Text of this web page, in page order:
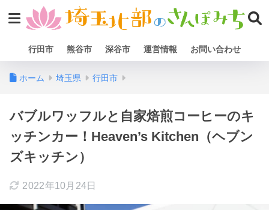
行田市 熊谷市 深谷市 運営情報 お問い合わせ
ホーム 埼玉県 行田市
バブルワッフルと自家焙煎コーヒーのキ
ッチンカー！Heaven’s Kitchen（ヘブン
ズキッチン）
2022年10月24日